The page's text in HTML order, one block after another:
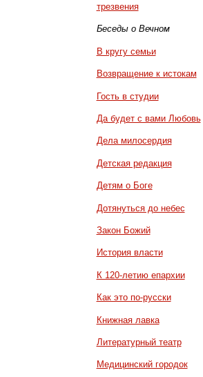
трезвения
Беседы о Вечном
В кругу семьи
Возвращение к истокам
Гость в студии
Да будет с вами Любовь
Дела милосердия
Детская редакция
Детям о Боге
Дотянуться до небес
Закон Божий
История власти
К 120-летию епархии
Как это по-русски
Книжная лавка
Литературный театр
Медицинский городок